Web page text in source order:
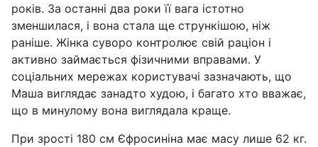
років. За останні два роки її вага істотно
зменшилася, і вона стала ще стрункішою, ніж
раніше. Жінка суворо контролює свій раціон і
активно займається фізичними вправами. У
соціальних мережах користувачі зазначають, що
Маша виглядає занадто худою, і багато хто вважає,
що в минулому вона виглядала краще.
При зрості 180 см Єфросиніна має масу лише 62 кг.